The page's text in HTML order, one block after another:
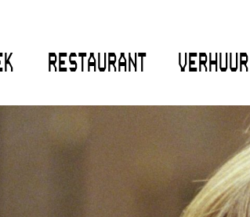
RESTAURANT VERHUUR